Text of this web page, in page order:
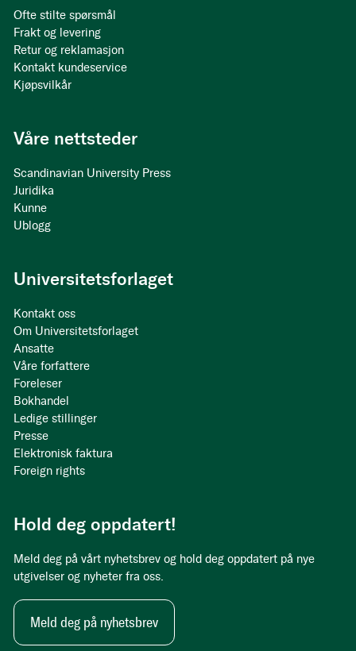
Ofte stilte spørsmål
Frakt og levering
Retur og reklamasjon
Kontakt kundeservice
Kjøpsvilkår
Våre nettsteder
Scandinavian University Press
Juridika
Kunne
Ublogg
Universitetsforlaget
Kontakt oss
Om Universitetsforlaget
Ansatte
Våre forfattere
Foreleser
Bokhandel
Ledige stillinger
Presse
Elektronisk faktura
Foreign rights
Hold deg oppdatert!
Meld deg på vårt nyhetsbrev og hold deg oppdatert på nye
utgivelser og nyheter fra oss.
Meld deg på nyhetsbrev